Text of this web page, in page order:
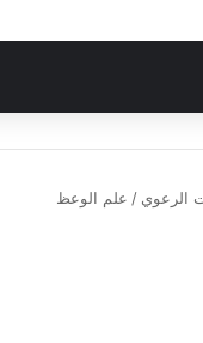
الرعوي / علم الوعظ